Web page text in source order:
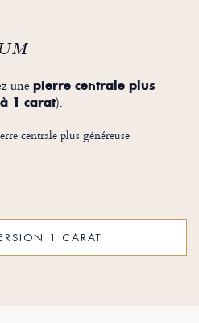
une pierre centrale plus
1 carat).
centrale plus généreuse
1 CARAT